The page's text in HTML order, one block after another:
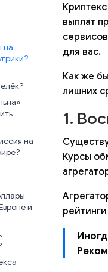
на
на
и
выплат
для вас.
Как же
лишних
1.
Курсы